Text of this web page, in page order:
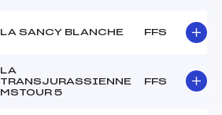
LA SANCY BLANCHE FFS
LA
TRANSJURASSIENNE
MSTOUR 5
FFS